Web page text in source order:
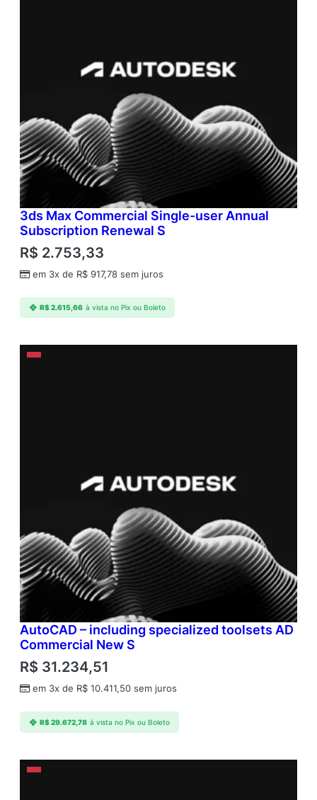
3ds Max Commercial Single-user Annual
Subscription Renewal S
R$ 2.753,33
em 3x de R$ 917,78 sem juros
R$2.615,66 à vista no Pix ou Boleto
AutoCAD – including specialized toolsets AD
Commercial New S
R$ 31.234,51
em 3x de R$ 10.411,50 sem juros
R$29.672,78 à vista no Pix ou Boleto